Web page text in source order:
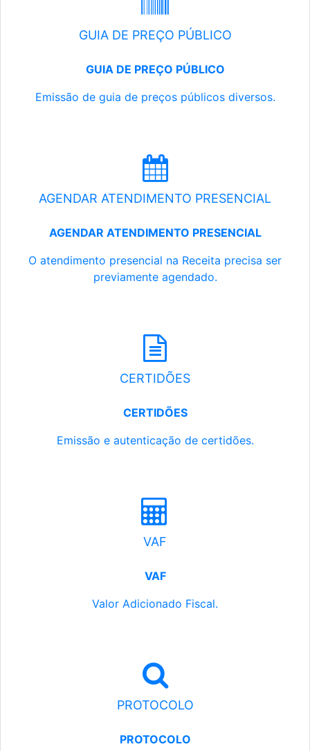
GUIA DE PREÇO PÚBLICO
GUIA DE PREÇO PÚBLICO
Emissão de guia de preços públicos diversos.
AGENDAR ATENDIMENTO PRESENCIAL
AGENDAR ATENDIMENTO PRESENCIAL
O atendimento presencial na Receita precisa ser
previamente agendado.
CERTIDÕES
CERTIDÕES
Emissão e autenticação de certidões.
VAF
VAF
Valor Adicionado Fiscal.
PROTOCOLO
PROTOCOLO